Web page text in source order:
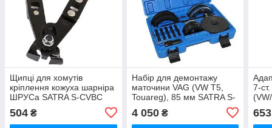
Щипці для хомутів
кріплення кожуха шарніра
ШРУСа SATRA S-CVBC
504 ₴
Набір для демонтажу
маточини VAG (VW T5,
Touareg), 85 мм SATRA S-
4 050₴
7-
653